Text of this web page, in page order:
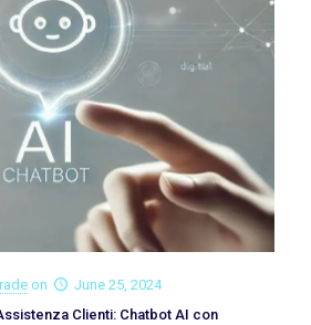
on
June 25, 2024
Clienti: Chatbot AI con